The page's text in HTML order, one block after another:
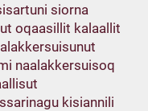
siorna
oqaasillit kalaallit
naalakkersuisoq
kisiannili